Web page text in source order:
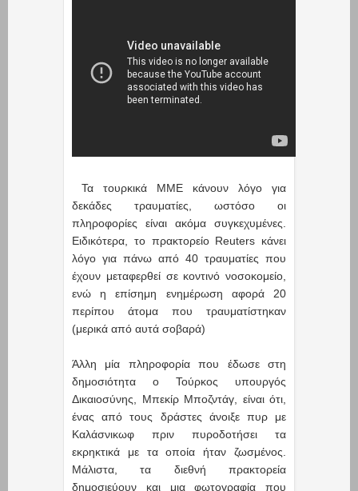
Τα τουρκικά ΜΜΕ κάνουν λόγο για
δεκάδες τραυματίες, ωστόσο οι
πληροφορίες είναι ακόμα συγκεχυμένες.
Ειδικότερα, το πρακτορείο Reuters κάνει
λόγο για πάνω από 40 τραυματίες που
έχουν μεταφερθεί σε κοντινό νοσοκομείο,
ενώ η επίσημη ενημέρωση αφορά 20
περίπου άτομα που τραυματίστηκαν
(μερικά από αυτά σοβαρά)
Άλλη μία πληροφορία που έδωσε στη
δημοσιότητα ο Τούρκος υπουργός
Δικαιοσύνης, Μπεκίρ Μποζντάγ, είναι ότι,
ένας από τους δράστες άνοιξε πυρ με
Καλάσνικωφ πριν πυροδοτήσει τα
εκρηκτικά με τα οποία ήταν ζωσμένος.
Μάλιστα, τα διεθνή πρακτορεία
δημοσιεύουν και μια φωτογραφία που